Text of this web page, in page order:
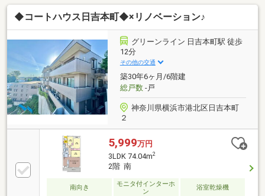
す。お家探しを始めてみようと思われたらまずは、お
気軽に東宝ハウス新横浜に相談してみませんか？何も
決まっていなくて大丈夫！まずはお客様の夢をお聞か
せください！「行って良かったね」と思っていただけ
るように、スタッフ一同【夢に人に住まいに本気で
す！】お客様のお問合せをお待ちしております☆
◆コートハウス日吉本町◆×リノベーション♪
グリーンライン 日吉本町駅 徒歩
12分
その他の交通
築30年6ヶ月/6階建
総戸数-戸
神奈川県横浜市港北区日吉本町
２
5,999万円
3LDK 74.04m2
2階 南
南向き
モニタ付インターホ
ン
浴室乾燥機